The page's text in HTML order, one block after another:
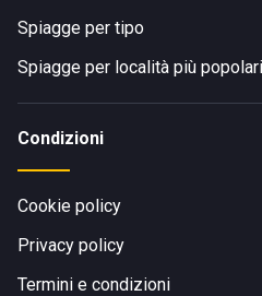
Spiagge per tipo
Spiagge per località più popolari
Condizioni
Cookie policy
Privacy policy
Termini e condizioni